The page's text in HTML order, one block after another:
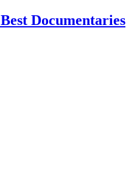
Documentaries